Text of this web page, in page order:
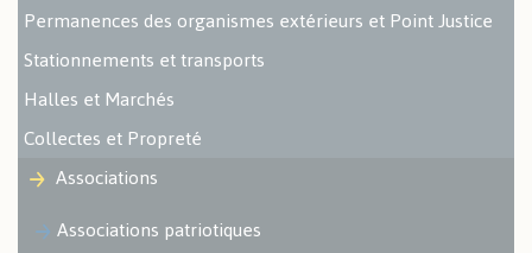
Permanences des organismes extérieurs et Point Justice
Stationnements et transports
Halles et Marchés
Collectes et Propreté
Associations
Associations patriotiques